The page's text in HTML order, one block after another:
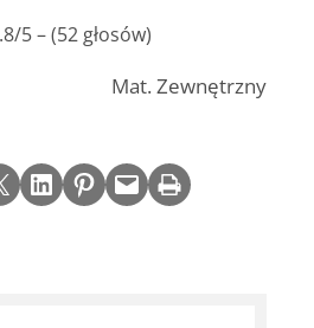
5 – (52 głosów)
Mat. Zewnętrzny
Share on LinkedIn Share on Pinterest Email this Page Print this Page